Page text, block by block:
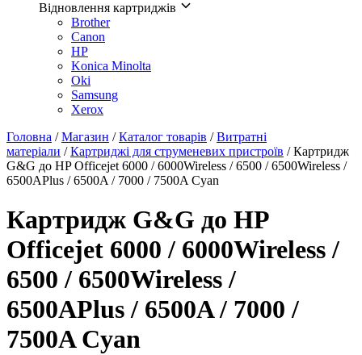
Відновлення картриджів
Brother
Canon
HP
Konica Minolta
Oki
Samsung
Xerox
Головна /Магазин /Каталог товарів /Витратні
матеріали /Картриджі для струменевих пристроїв / Картридж
G&G до HP Officejet 6000 / 6000Wireless / 6500 / 6500Wireless /
6500APlus / 6500A / 7000 / 7500A Cyan
Картридж G&G до HP
Officejet 6000 / 6000Wireless /
6500 / 6500Wireless /
6500APlus / 6500A / 7000 /
7500A Cyan